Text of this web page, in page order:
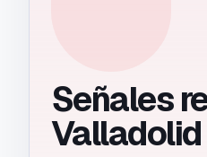
Señales
Valladolid